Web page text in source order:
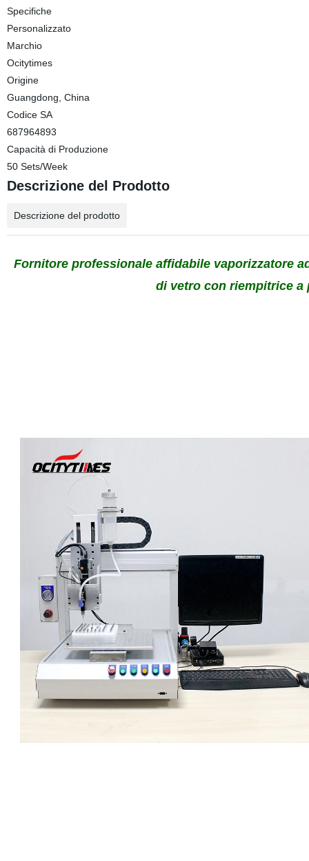
Specifiche
Personalizzato
Marchio
Ocitytimes
Origine
Guangdong, China
Codice SA
687964893
Capacità di Produzione
50 Sets/Week
Descrizione del Prodotto
Descrizione del prodotto
Fornitore professionale affidabile vaporizzatore
di vetro con riempitrice a